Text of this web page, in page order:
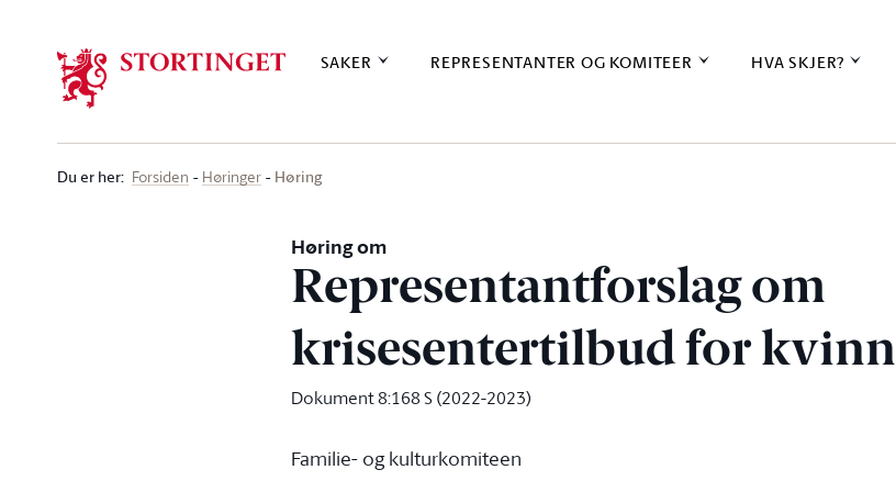
SAKER REPRESENTANTER OG KOMITEER HVA SKJER?
Du er her: Forsiden Høringer Høring
Høring om
Representantforslag om
krisesentertilbud for
Dokument 8:168 S (2022-2023)
Familie- og kulturkomiteen